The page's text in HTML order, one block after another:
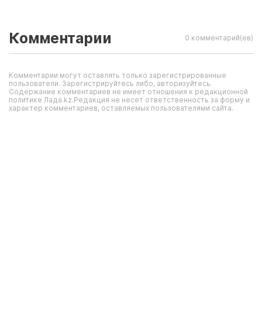
Комментарии 0 комментарий(ев)
Комментарии могут оставлять только зарегистрированные
пользователи. Зарегистрируйтесь либо, авторизуйтесь.
Содержание комментариев не имеет отношения к редакционной
политике Лада.kz.Редакция не несет ответственность за форму и
характер комментариев, оставляемых пользователями сайта.